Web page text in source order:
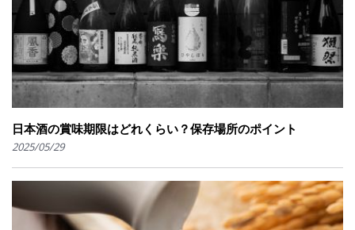
日本酒の賞味期限はどれくらい？保存場所のポイント
2025/05/29